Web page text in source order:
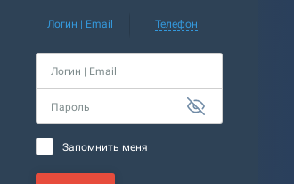
Логин | Email Телефон
Логин | Email
Пароль
Запомнить меня